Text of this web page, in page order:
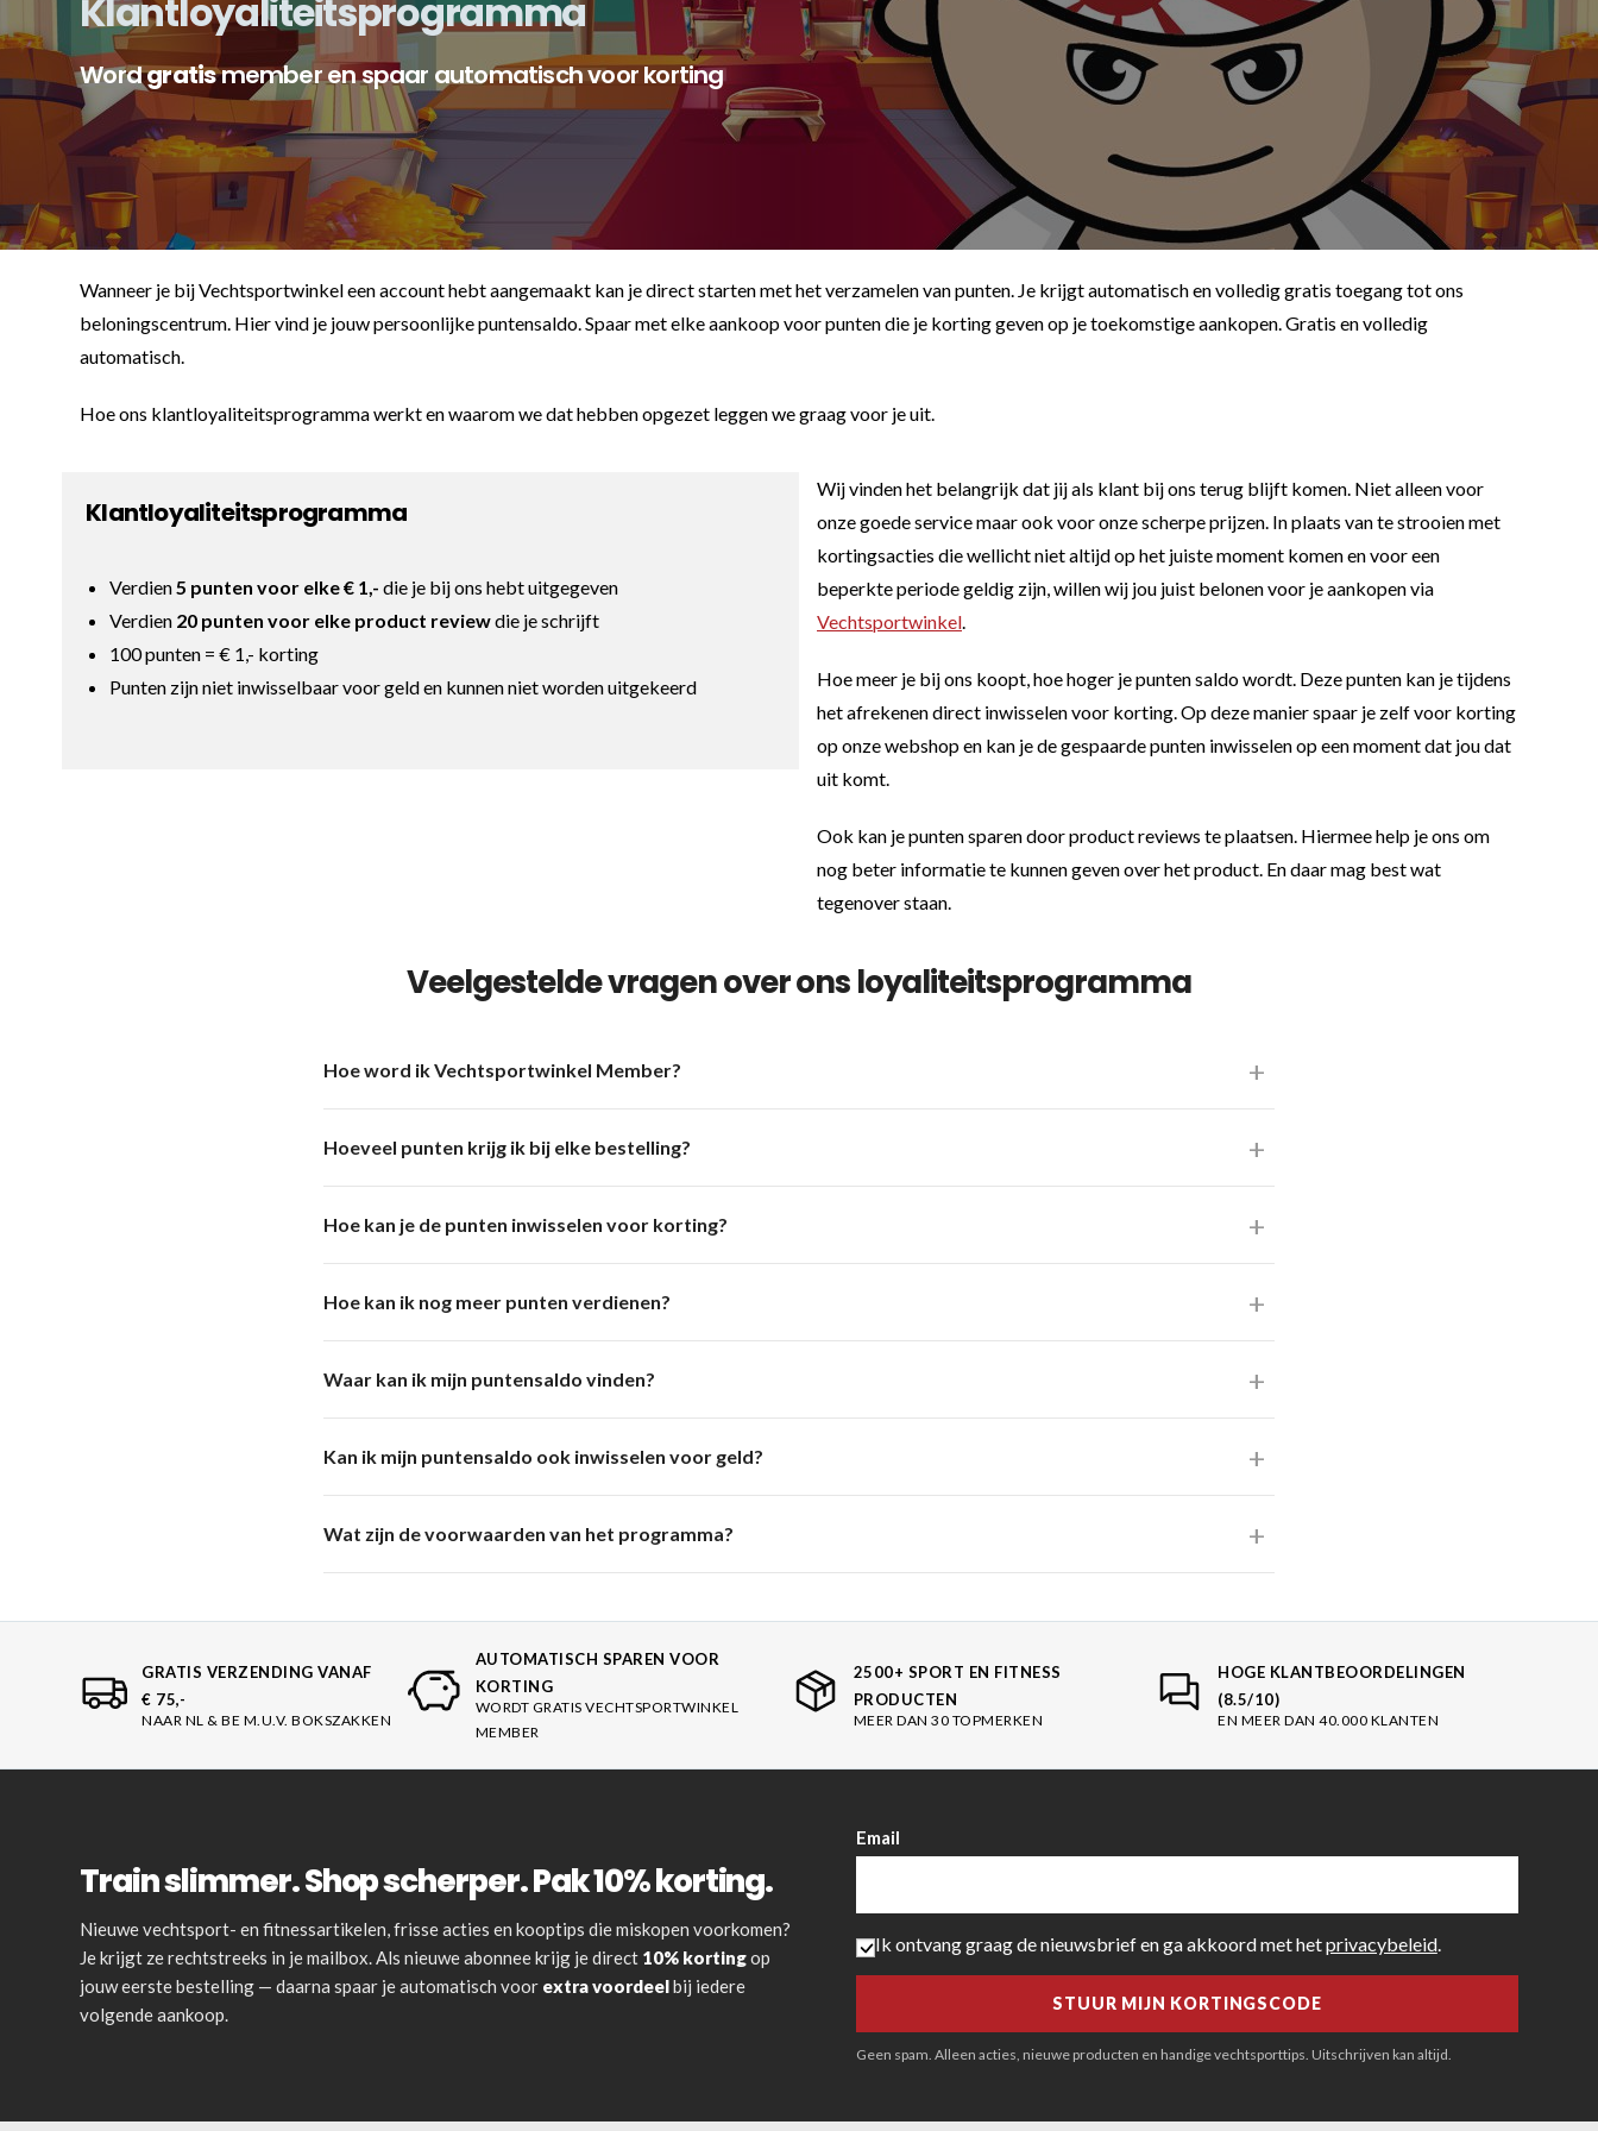
Taekwondo
Brazilian Jiu jitsu
Krav Maga
Voor dames
Zakhandschoenen
Bevestigingsmateriaal
bokszak
Bokspoppen
Stoot- en trapkussens
Stootkussens en pads
Klantloyaliteitsprogramma
Wordgratismember en spaar automatisch voor korting
Wanneer je bij Vechtsportwinkel een account hebt aangemaakt kan je direct starten met het verzamelen van punten. Je krijgt automatisch en volledig gratis toegang tot ons
beloningscentrum. Hier vind je jouw persoonlijke puntensaldo. Spaar met elke aankoop voor punten die je korting geven op je toekomstige aankopen. Gratis en volledig
automatisch.
Hoe ons klantloyaliteitsprogramma werkt en waarom we dat hebben opgezet leggen we graag voor je uit.
Klantloyaliteitsprogramma
Verdien5 punten voor elke € 1,- die je bij ons hebt uitgegeven
Verdien 20 punten voor elke product reviewdie je schrijft
100 punten = € 1,- korting
Punten zijn niet inwisselbaar voor geld en kunnen niet worden uitgekeerd
Wij vinden het belangrijk dat jij als klant bij ons terug blijft komen. Niet alleen voor
onze goede service maar ook voor onze scherpe prijzen. In plaats van te strooien met
kortingsacties die wellicht niet altijd op het juiste moment komen en voor een
beperkte periode geldig zijn, willen wij jou juist belonen voor je aankopen via
Vechtsportwinkel.
Hoe meer je bij ons koopt, hoe hoger je punten saldo wordt. Deze punten kan je tijdens
het afrekenen direct inwisselen voor korting. Op deze manier spaar je zelf voor korting
op onze webshop en kan je de gespaarde punten inwisselen op een moment dat jou dat
uit komt.
Ook kan je punten sparen door product reviews te plaatsen. Hiermee help je ons om
nog beter informatie te kunnen geven over het product. En daar mag best wat
tegenover staan.
Veelgestelde vragen over ons loyaliteitsprogramma
Hoe word ik Vechtsportwinkel Member?
Hoeveel punten krijg ik bij elke bestelling?
Hoe kan je de punten inwisselen voor korting?
Hoe kan ik nog meer punten verdienen?
Waar kan ik mijn puntensaldo vinden?
Kan ik mijn puntensaldo ook inwisselen voor geld?
Wat zijn de voorwaarden van het programma?
GRATIS VERZENDING VANAF
€ 75,-
NAAR NL & BE M.U.V. BOKSZAKKEN
AUTOMATISCH SPAREN VOOR
KORTING
WORDT GRATIS VECHTSPORTWINKEL
MEMBER
2500+ SPORT EN FITNESS
PRODUCTEN
MEER DAN 30 TOPMERKEN
HOGE KLANTBEOORDELINGEN
(8.5/10)
EN MEER DAN 40.000 KLANTEN
Train slimmer. Shop scherper. Pak 10% korting.
Nieuwe vechtsport- en fitnessartikelen, frisse acties en kooptips die miskopen voorkomen?
Je krijgt ze rechtstreeks in je mailbox. Als nieuwe abonnee krijg je direct 10% kortingop
jouw eerste bestelling — daarna spaar je automatisch voor extra voordeelbij iedere
volgende aankoop.
Email
Ik ontvang graag de nieuwsbrief en ga akkoord met hetprivacybeleid.
Geen spam. Alleen acties, nieuwe producten en handige vechtsporttips. Uitschrijven kan altijd.